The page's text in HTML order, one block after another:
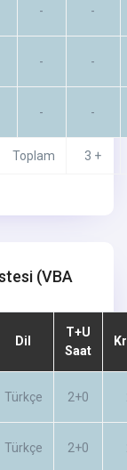
- -
- -
- -
Toplam 3 +
(VBA
Dil
T+U
Saat
Türkçe 2+0
Türkçe 2+0